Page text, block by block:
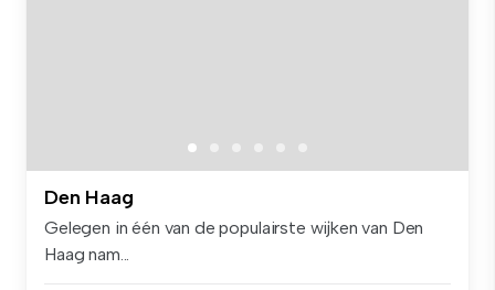
Den Haag
Gelegen in één van de populairste wijken van Den
Haag nam...